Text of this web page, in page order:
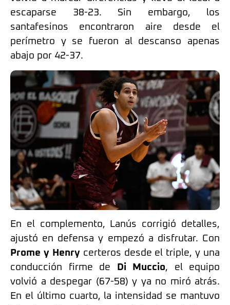
escaparse 38-23. Sin embargo, los
santafesinos encontraron aire desde el
perímetro y se fueron al descanso apenas
abajo por 42-37.
En el complemento, Lanús corrigió detalles,
ajustó en defensa y empezó a disfrutar. Con
Prome y Henrycerteros desde el triple, y una
conducción firme de
Di Muccio, el equipo
volvió a despegar (67-58) y ya no miró atrás.
En el último cuarto, la intensidad se mantuvo